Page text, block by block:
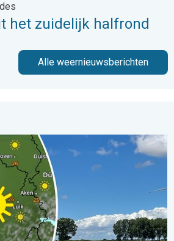
het zuidelijk halfrond
Alle weernieuwsberichten
te trekken. Weekendweer. . .